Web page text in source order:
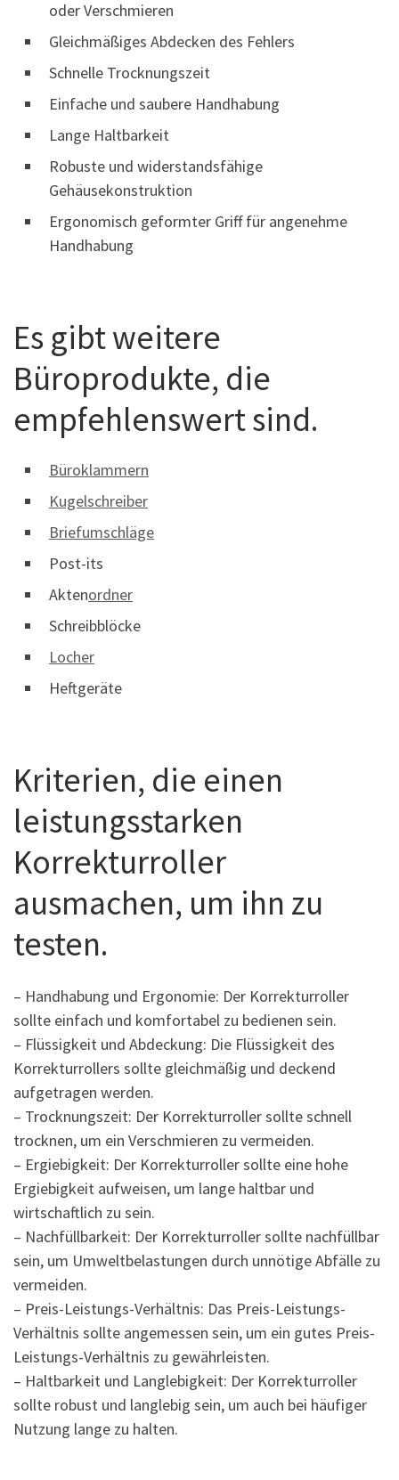
oder Verschmieren
Gleichmäßiges Abdecken des Fehlers
Schnelle Trocknungszeit
Einfache und saubere Handhabung
Lange Haltbarkeit
Robuste und widerstandsfähige
Gehäusekonstruktion
Ergonomisch geformter Griff für angenehme
Handhabung
Es gibt weitere
Büroprodukte, die
empfehlenswert sind.
Büroklammern
Kugelschreiber
Briefumschläge
Post-its
Aktenordner
Schreibblöcke
Locher
Heftgeräte
Kriterien, die einen
leistungsstarken
Korrekturroller
ausmachen, um ihn zu
testen.
– Handhabung und Ergonomie: Der Korrekturroller
sollte einfach und komfortabel zu bedienen sein.
– Flüssigkeit und Abdeckung: Die Flüssigkeit des
Korrekturrollers sollte gleichmäßig und deckend
aufgetragen werden.
– Trocknungszeit: Der Korrekturroller sollte schnell
trocknen, um ein Verschmieren zu vermeiden.
– Ergiebigkeit: Der Korrekturroller sollte eine hohe
Ergiebigkeit aufweisen, um lange haltbar und
wirtschaftlich zu sein.
– Nachfüllbarkeit: Der Korrekturroller sollte nachfüllbar
sein, um Umweltbelastungen durch unnötige Abfälle zu
vermeiden.
– Preis-Leistungs-Verhältnis: Das Preis-Leistungs-
Verhältnis sollte angemessen sein, um ein gutes Preis-
Leistungs-Verhältnis zu gewährleisten.
– Haltbarkeit und Langlebigkeit: Der Korrekturroller
sollte robust und langlebig sein, um auch bei häufiger
Nutzung lange zu halten.